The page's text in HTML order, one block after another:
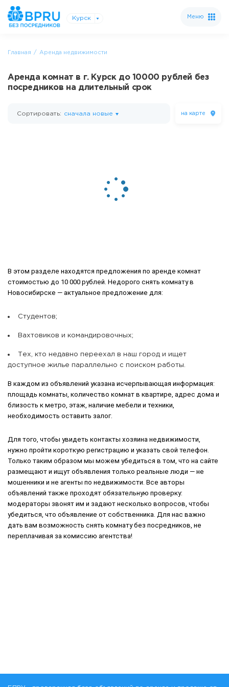
Курск Меню
Главная Аренда недвижимости
Аренда комнат в г. Курск до 10000 рублей без
посредников на длительный срок
Сортировать: сначала новые на карте
В этом разделе находятся предложения по аренде комнат
стоимостью до 10 000 рублей. Недорого снять комнату в
Новосибирске — актуальное предложение для:
Студентов;
Вахтовиков и командировочных;
Тех, кто недавно переехал в наш город и ищет
доступное жилье параллельно с поиском работы.
В каждом из объявлений указана исчерпывающая информация:
площадь комнаты, количество комнат в квартире, адрес дома и
близость к метро, этаж, наличие мебели и техники,
необходимость оставить залог.
Для того, чтобы увидеть контакты хозяина недвижимости,
нужно пройти короткую регистрацию и указать свой телефон.
Только таким образом мы можем убедиться в том, что на сайте
размещают и ищут объявления только реальные люди — не
мошенники и не агенты по недвижимости. Все авторы
объявлений также проходят обязательную проверку:
модераторы звонят им и задают несколько вопросов, чтобы
убедиться, что объявление от собственника. Для нас важно
дать вам возможность снять комнату без посредников, не
переплачивая за комиссию агентства!